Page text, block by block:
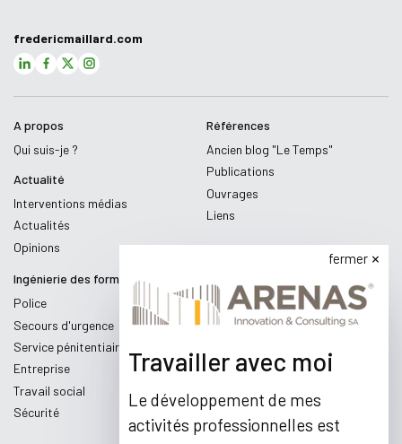
fredericmaillard.com
A propos
Qui suis-je ?
Actualité
Interventions médias
Actualités
Opinions
Références
Ancien blog "Le Temps"
Publications
Ouvrages
Liens
Ingénierie des formations
Police
Secours d'urgence
Service pénitentiaire
Entreprise
Travail social
Sécurité
fermer
Travailler avec moi
Le développement de mes
activités professionnelles est